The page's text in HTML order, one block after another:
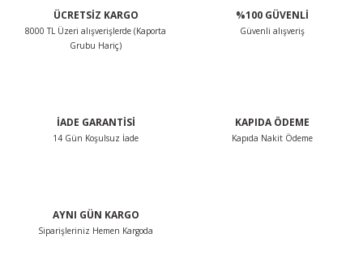
ÜCRETSİZ KARGO
8000 TL Üzeri alışverişlerde (Kaporta
Grubu Hariç)
%100 GÜVENLİ
Güvenli alışveriş
İADE GARANTİSİ
14 Gün Koşulsuz İade
KAPIDA ÖDEME
Kapıda Nakit Ödeme
AYNI GÜN KARGO
Siparişleriniz Hemen Kargoda